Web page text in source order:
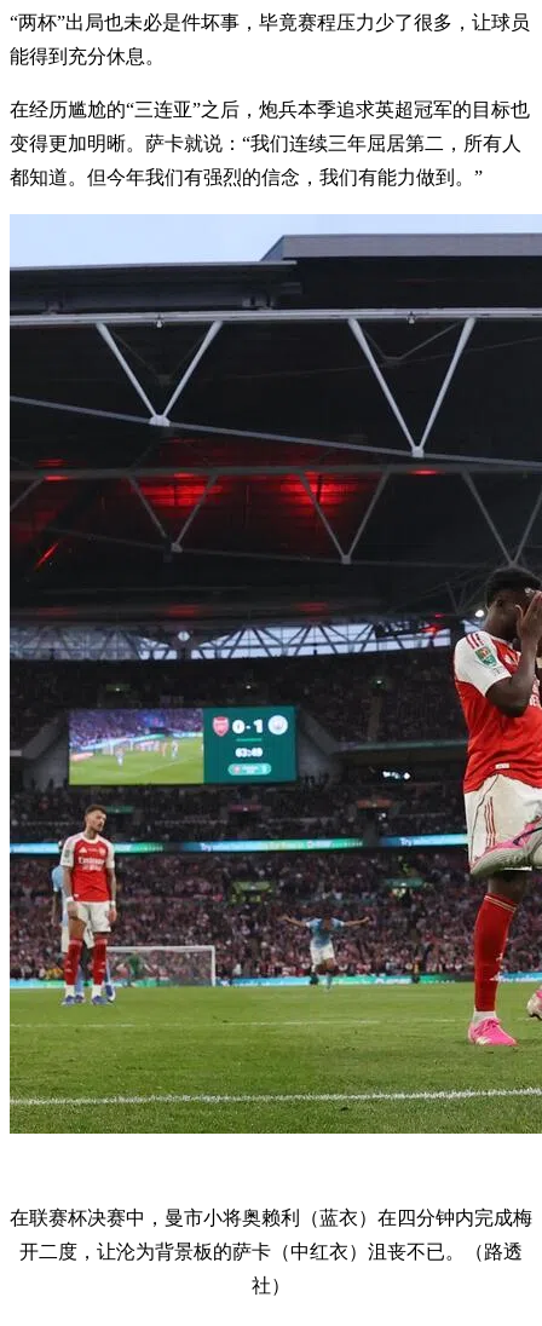
“两杯”出局也未必是件坏事，毕竟赛程压力少了很多，让球员
能得到充分休息。
在经历尴尬的“三连亚”之后，炮兵本季追求英超冠军的目标也
变得更加明晰。萨卡就说：“我们连续三年屈居第二，所有人
都知道。但今年我们有强烈的信念，我们有能力做到。”
在联赛杯决赛中，曼市小将奥赖利（蓝衣）在四分钟内完成梅
开二度，让沦为背景板的萨卡（中红衣）沮丧不已。（路透
社）